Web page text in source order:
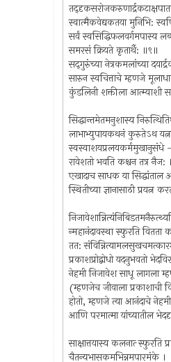
स्वात्मैकवेद्यकतया मुनिभि:
सर्वं स्वसिद्धिफलवर्गमपास्य
समरसं क्रियते कृतार्थै: ॥९॥
सद्‍गुरुंच्या नेत्रकमलांच्या
सारुन स्वचित्ताचे म्हणजे
कुंडलिनी शक्तीला
सिद्धान्तमेतमनुशास्य
लाभाभ्युपायकथनं कुरुतेऽथ
स्वस्वाशयप्रलयकर्ममुखानुसंधे -
रावेशतो भवति कश्चन तत्र नैज:
एखादाच साधक या सिद्धांताल
स्थितीच्या ज्ञानासाठी प्रयत्न
न्महानंदावस्था स्फुरति वितता
तत:
प्रकाशप्रोद्बोधो यदनुभवतो
नेहमी निजावेश साधू लागला
(म्हणजेच जीवाला प्रकाशाची
होतो, म्हणजे त्या आनंदाचे
आणि परमात्मा यांच्यातील
साक्षात्तयास्य कलनात्‍ स्फुरति
चैतन्यभासकमभिन्नमपारमंके ।